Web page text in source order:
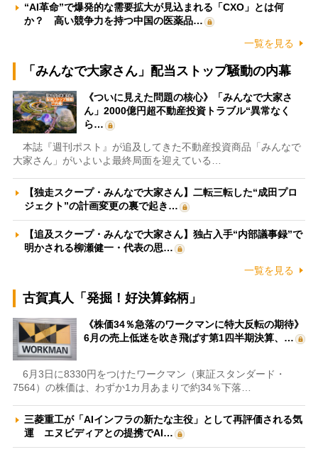
“AI革命”で爆発的な需要拡大が見込まれる「CXO」とは何
か？ 高い競争力を持つ中国の医薬品…
一覧を見る
「みんなで大家さん」配当ストップ騒動の内幕
《ついに見えた問題の核心》「みんなで大家さ
ん」2000億円超不動産投資トラブル“異常なく
ら…
本誌『週刊ポスト』が追及してきた不動産投資商品「みんなで
大家さん」がいよいよ最終局面を迎えている…
【独走スクープ・みんなで大家さん】二転三転した“成田プロ
ジェクト”の計画変更の裏で起き…
【追及スクープ・みんなで大家さん】独占入手“内部議事録”で
明かされる柳瀬健一・代表の思…
一覧を見る
古賀真人「発掘！好決算銘柄」
《株価34％急落のワークマンに特大反転の期待》
6月の売上低迷を吹き飛ばす第1四半期決算、…
6月3日に8330円をつけたワークマン（東証スタンダード・
7564）の株価は、わずか1カ月あまりで約34％下落…
三菱重工が「AIインフラの新たな主役」として再評価される気
運 エヌビディアとの提携でAI…